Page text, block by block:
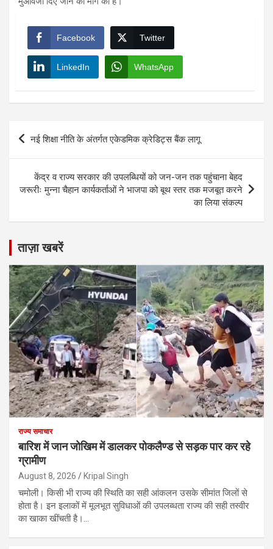
Facebook Twitter
LinkedIn WhatsApp
Post
navigation
नई शिक्षा नीति के अंतर्गत एकेडमिक क्रेडिट्स बैंक लागू
केंद्र व राज्य सरकार की उपलब्धियों को जन-जन तक पहुंचाना बेहद
जरूरीः मुन्ना चैहान कार्यकर्ताओं ने भाजपा को बूथ स्तर तक मजबूत करने
का लिया संकल्प
ताज़ा खबरें
राज्य समाचार
बारिश में जान जोखिम में डालकर पोकलैण्ड से सड़क पार कर रहे
ग्रामीण
August 8, 2026 Kripal Singh
चमोली। किसी भी राज्य की स्थिति का सही आंकलन उसके सीमांत जिलों से
होता है। इन इलाकों में मूलभूत सुविधाओं की उपलब्धता राज्य की सही तस्वीर
का खाका खींचती है।…